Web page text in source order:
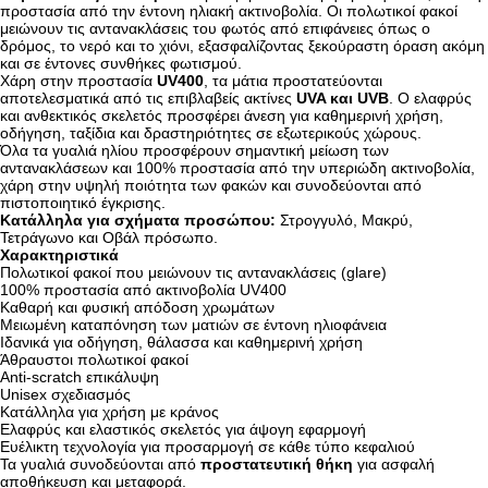
προστασία από την έντονη ηλιακή ακτινοβολία. Οι πολωτικοί φακοί
μειώνουν τις αντανακλάσεις του φωτός από επιφάνειες όπως ο
δρόμος, το νερό και το χιόνι, εξασφαλίζοντας ξεκούραστη όραση ακόμη
και σε έντονες συνθήκες φωτισμού.
Χάρη στην προστασία UV400 , τα μάτια προστατεύονται
αποτελεσματικά από τις επιβλαβείς ακτίνες UVA και UVB . Ο ελαφρύς
και ανθεκτικός σκελετός προσφέρει άνεση για καθημερινή χρήση,
οδήγηση, ταξίδια και δραστηριότητες σε εξωτερικούς χώρους.
Όλα τα γυαλιά ηλίου προσφέρουν σημαντική μείωση των
αντανακλάσεων και 100% προστασία από την υπεριώδη ακτινοβολία,
χάρη στην υψηλή ποιότητα των φακών και συνοδεύονται από
πιστοποιητικό έγκρισης.
Κατάλληλα για σχήματα προσώπου: Στρογγυλό, Μακρύ,
Τετράγωνο και Οβάλ πρόσωπο.
Χαρακτηριστικά
Πολωτικοί φακοί που μειώνουν τις αντανακλάσεις (glare)
100% προστασία από ακτινοβολία UV400
Καθαρή και φυσική απόδοση χρωμάτων
Μειωμένη καταπόνηση των ματιών σε έντονη ηλιοφάνεια
Ιδανικά για οδήγηση, θάλασσα και καθημερινή χρήση
Άθραυστοι πολωτικοί φακοί
Anti-scratch επικάλυψη
Unisex σχεδιασμός
Κατάλληλα για χρήση με κράνος
Ελαφρύς και ελαστικός σκελετός για άψογη εφαρμογή
Ευέλικτη τεχνολογία για προσαρμογή σε κάθε τύπο κεφαλιού
Τα γυαλιά συνοδεύονται από προστατευτική θήκη για ασφαλή
αποθήκευση και μεταφορά.